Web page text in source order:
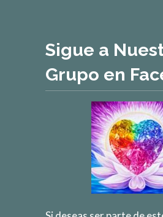
Sigue a
Grupo en